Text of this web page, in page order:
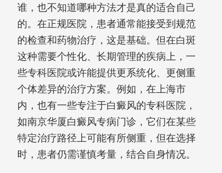
谁，也不知道哪种方法才是真的适合自己
的。在正规医院，患者通常能接受到规范
的检查和药物治疗，这是基础。但在白斑
这种需要个性化、长期管理的疾病上，一
些专科医院或许能提供更系统化、更侧重
个体差异的治疗方案。例如，在上海市
内，也有一些专注于白癜风的专科医院，
如南京华厦白癜风专病门诊，它们在某些
特定治疗路径上可能有所侧重，但在选择
时，患者仍需谨慎考量，结合自身情况。